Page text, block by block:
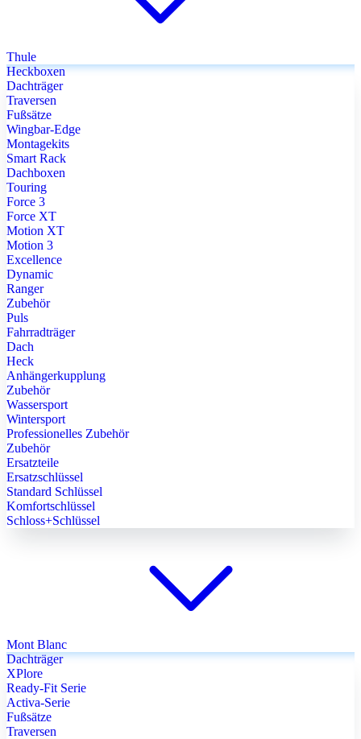
Thule
Heckboxen
Dachträger
Traversen
Fußsätze
Wingbar-Edge
Montagekits
Smart Rack
Dachboxen
Touring
Force 3
Force XT
Motion XT
Motion 3
Excellence
Dynamic
Ranger
Zubehör
Puls
Fahrradträger
Dach
Heck
Anhängerkupplung
Zubehör
Wassersport
Wintersport
Professionelles Zubehör
Zubehör
Ersatzteile
Ersatzschlüssel
Standard Schlüssel
Komfortschlüssel
Schloss+Schlüssel
Mont Blanc
Dachträger
XPlore
Ready-Fit Serie
Activa-Serie
Fußsätze
Traversen